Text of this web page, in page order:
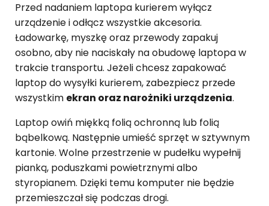
Przed nadaniem laptopa kurierem wyłącz
urządzenie i odłącz wszystkie akcesoria.
Ładowarkę, myszkę oraz przewody zapakuj
osobno, aby nie naciskały na obudowę laptopa w
trakcie transportu. Jeżeli chcesz zapakować
laptop do wysyłki kurierem, zabezpiecz przede
wszystkim ekran oraz narożniki urządzenia.
Laptop owiń miękką folią ochronną lub folią
bąbelkową. Następnie umieść sprzęt w sztywnym
kartonie. Wolne przestrzenie w pudełku wypełnij
pianką, poduszkami powietrznymi albo
styropianem. Dzięki temu komputer nie będzie
przemieszczał się podczas drogi.